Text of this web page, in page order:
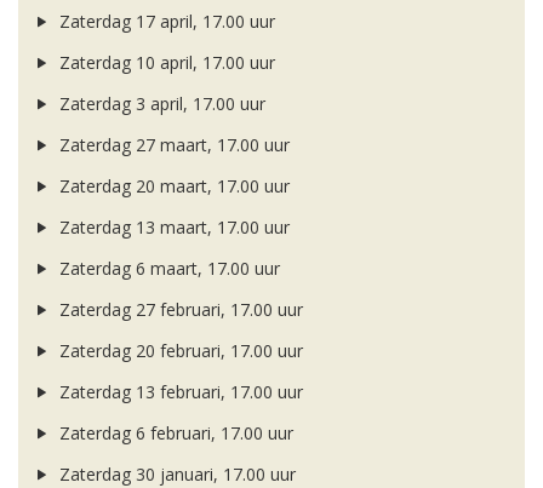
Zaterdag 17 april, 17.00 uur
Zaterdag 10 april, 17.00 uur
Zaterdag 3 april, 17.00 uur
Zaterdag 27 maart, 17.00 uur
Zaterdag 20 maart, 17.00 uur
Zaterdag 13 maart, 17.00 uur
Zaterdag 6 maart, 17.00 uur
Zaterdag 27 februari, 17.00 uur
Zaterdag 20 februari, 17.00 uur
Zaterdag 13 februari, 17.00 uur
Zaterdag 6 februari, 17.00 uur
Zaterdag 30 januari, 17.00 uur